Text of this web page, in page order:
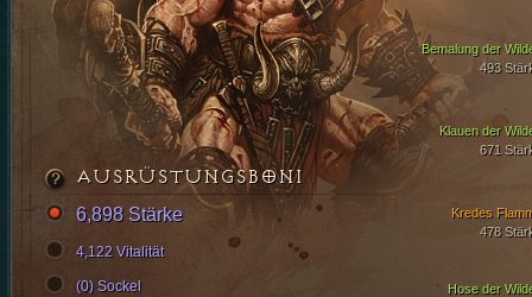
Bemalung der
493
Klauen der
671
Hose der
Kredes
478
AUSRÜSTUNGSBONI
6,898 Stärke
4,122 Vitalität
(0) Sockel